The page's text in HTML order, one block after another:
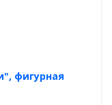
фигурная